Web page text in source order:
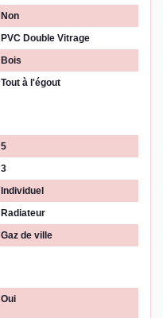
Non
PVC Double Vitrage
Bois
Tout à l'égout
5
3
Individuel
Radiateur
Gaz de ville
Oui